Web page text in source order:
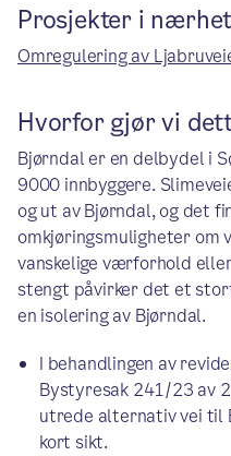
Prosjekter i
Omregulering av
Hvorfor gjør vi
Bjørndal er en delbydel i
9000 innbyggere.
og ut av Bjørndal, og det
omkjøringsmuligheter om
vanskelige værforhold
stengt påvirker det et
en isolering av Bjørndal.
I behandlingen av
Bystyresak 241/23 av
utrede alternativ vei til
kort sikt.